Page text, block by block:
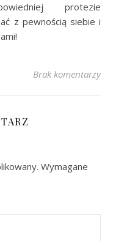
protezie
z pewnością siebie i
Brak komentarzy
Wymagane